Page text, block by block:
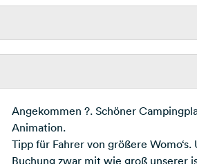
Angekommen ?. Schöner
Animation.
Tipp für Fahrer von größere
Buchung zwar mit wie groß unserer